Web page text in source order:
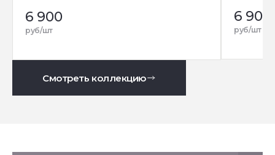
6 900
руб/шт
6 900
руб/шт
Смотреть коллекцию